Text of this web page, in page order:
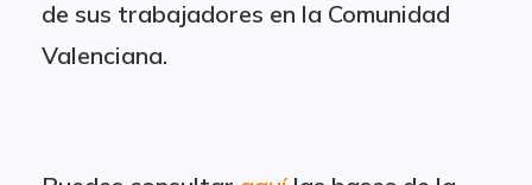
de sus trabajadores en la Comunidad
Valenciana.